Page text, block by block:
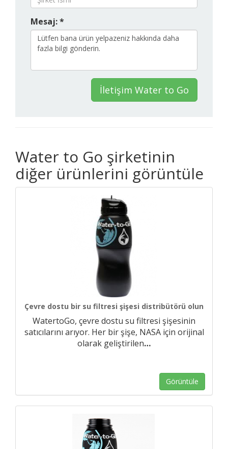
Mesaj: *
İletişim Water to Go
Water to Go şirketinin
diğer ürünlerini görüntüle
Çevre dostu bir su filtresi şişesi distribütörü olun
WatertoGo, çevre dostu su filtresi şişesinin
satıcılarını arıyor. Her bir şişe, NASA için orijinal
olarak geliştirilen…
Görüntüle